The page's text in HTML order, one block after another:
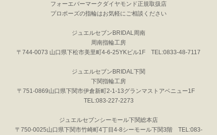
フォーエバーマークダイヤモンド正規取扱店
プロポーズの指輪はお気軽にご相談ください
ジュエルセブンBRIDAL周南
周南指輪工房
〒744-0073 山口県下松市美里町4-6-25YKビル1F TEL:0833-48-7117
ジュエルセブンBRIDAL下関
下関指輪工房
〒751-0869山口県下関市伊倉新町2-1-13グランマストアベニュー1F
TEL:083-227-2273
ジュエルセブンシーモール下関総本店
〒750-0025山口県下関市竹崎町4丁目4-8シーモール下関3階 TEL:083-